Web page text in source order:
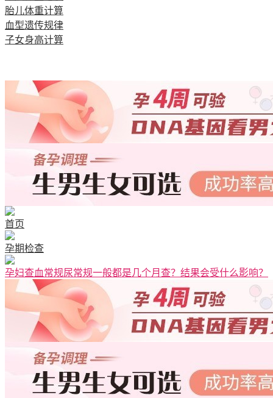
胎儿体重计算
血型遗传规律
子女身高计算
首页
孕期检查
孕妇查血常规尿常规一般都是几个月查？结果会受什么影响？